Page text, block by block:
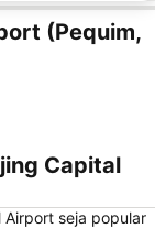
(Pequim,
Capital
seja popular